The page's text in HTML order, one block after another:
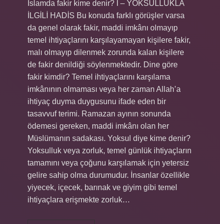
İslamda fakir kime denir? I – YOKSULLUKLA
İLGİLİ HADİS Bu konuda farklı görüşler varsa
da genel olarak fakir, maddi imkânı olmayıp
temel ihtiyaçlarını karşılayamayan kişilere fakir,
malı olmayıp dilenmek zorunda kalan kişilere
de fakir denildiği söylenmektedir. Dine göre
fakir kimdir? Temel ihtiyaçlarını karşılama
imkânının olmaması veya her zaman Allah’a
ihtiyaç duyma duygusunu ifade eden bir
tasavvuf terimi. Ramazan ayının sonunda
ödemesi gereken, maddi imkânı olan her
Müslümanın sadakası. Yoksul diye kime denir?
Yoksulluk veya zorluk, temel günlük ihtiyaçların
tamamını veya çoğunu karşılamak için yetersiz
gelire sahip olma durumudur. İnsanlar özellikle
yiyecek, içecek, barınak ve giyim gibi temel
ihtiyaçlara erişmekte zorluk…